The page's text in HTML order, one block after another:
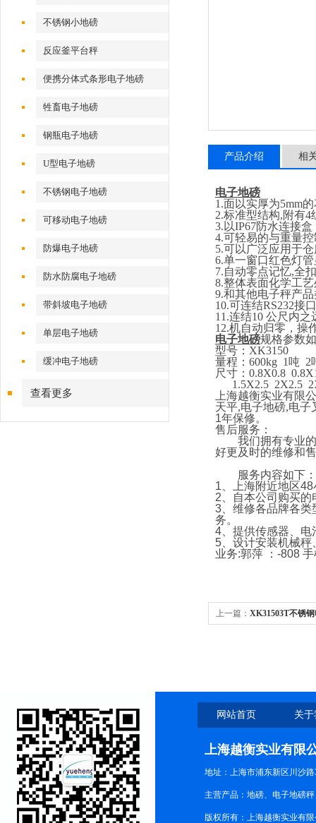
不锈钢小地磅
反应釜平台秤
便携分体式条形电子地磅
牲畜电子地磅
钢瓶电子地磅
U型电子地磅
不锈钢电子地磅
可移动电子地磅
防爆电子地磅
防水防腐电子地磅
带斜坡电子地磅
单层电子地磅
缓冲电子地磅
查看更多
产品介绍 相
电子地磅
1.面以实厚为5mm
2.标准型结构,附有4
3. 以IP67防水连接盒
4.可轻易的与重量
5.可以广泛应用于
6.单一窗口红色灯
7.自动零点记忆,全
8.整体表面化学工
9.和其他电子秤产
10.可连结RS232接
11.连结10 公尺内之
12.机自动归零，操
电子地磅规格参数
型号： XK3150
量程： 600kg 1 吨 2
尺寸： 0.8X0.8
1.5X2.5 2X2.5
上海越衡实业有限
天平,电子地磅,电子
1年保修。
售后服务：
我们拥有专业的
好更及时的维修和
服务内容如下：
1 、上海附近地区48
2 、自本公司购买
3 、维修各品牌各
务。
4 、提供传感器、
5 、设计安装机械
业务:郭萍 ： -808 手
上一篇： XK31503T不锈
网站首页 关
上海越衡实业有限
地址：上海市浦东新区川沙路
主营产品：地磅、电子地磅
版权所有：上海越衡实业有